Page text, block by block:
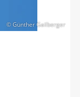
© Günther Gailberger